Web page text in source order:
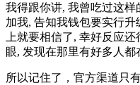
我得跟你讲, 我曾吃过这样
加我, 告知我钱包要实行
上就要相信了, 幸好反应
眼, 发现在那里有好多人都
所以记住了，官方渠道只